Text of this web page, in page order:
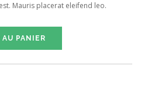
Mauris placerat eleifend leo.
PANIER